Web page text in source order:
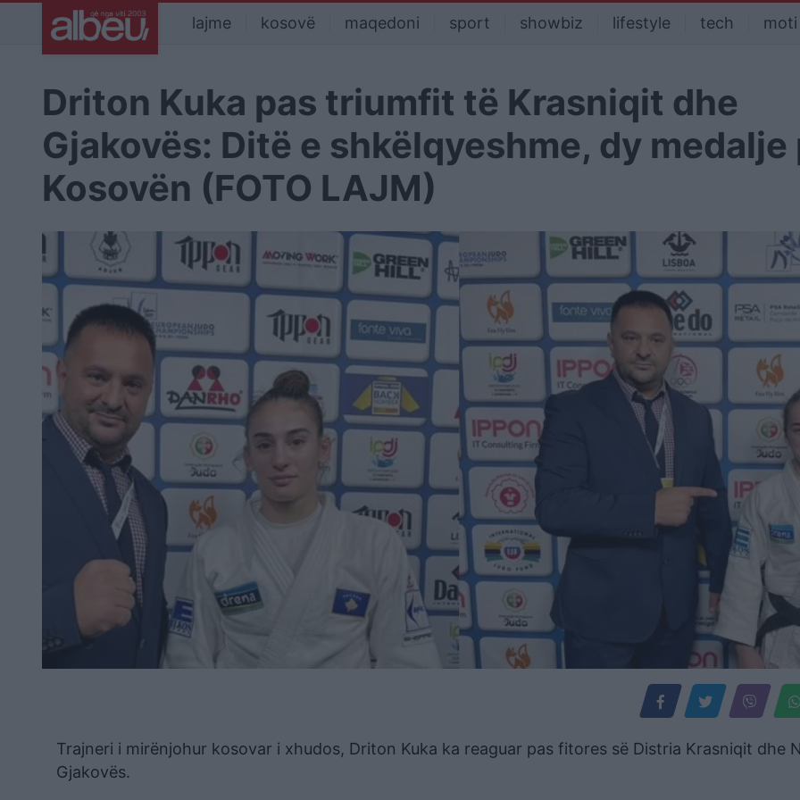
lajme kosovë maqedoni sport showbiz lifestyle tech moti
Driton Kuka pas triumfit të Krasniqit dhe
Gjakovës: Ditë e shkëlqyeshme, dy medalje
Kosovën (FOTO LAJM)
Trajneri i mirënjohur kosovar i xhudos, Driton Kuka ka reaguar pas fitores së Distria Krasniqit dhe
Gjakovës.